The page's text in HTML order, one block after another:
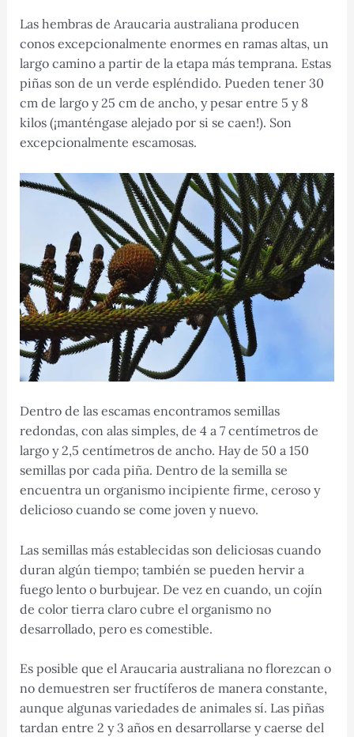
Las hembras de Araucaria australiana producen
conos excepcionalmente enormes en ramas altas, un
largo camino a partir de la etapa más temprana. Estas
piñas son de un verde espléndido. Pueden tener 30
cm de largo y 25 cm de ancho, y pesar entre 5 y 8
kilos (¡manténgase alejado por si se caen!). Son
excepcionalmente escamosas.
Dentro de las escamas encontramos semillas
redondas, con alas simples, de 4 a 7 centímetros de
largo y 2,5 centímetros de ancho. Hay de 50 a 150
semillas por cada piña. Dentro de la semilla se
encuentra un organismo incipiente firme, ceroso y
delicioso cuando se come joven y nuevo.
Las semillas más establecidas son deliciosas cuando
duran algún tiempo; también se pueden hervir a
fuego lento o burbujear. De vez en cuando, un cojín
de color tierra claro cubre el organismo no
desarrollado, pero es comestible.
Es posible que el Araucaria australiana no florezcan o
no demuestren ser fructíferos de manera constante,
aunque algunas variedades de animales sí. Las piñas
tardan entre 2 y 3 años en desarrollarse y caerse del